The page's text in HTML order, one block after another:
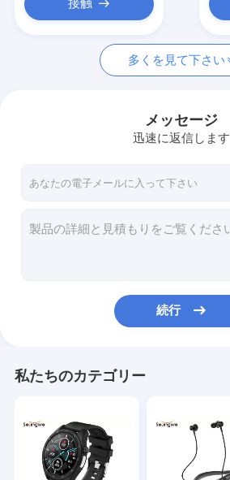
接触
多くを見て下さい
メッセージ
迅速に返信します
続行
私たちのカテゴリー